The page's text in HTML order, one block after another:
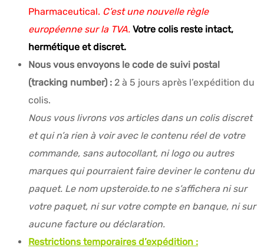
Pharmaceutical. C’est une nouvelle règle
européenne sur la TVA. Votre colis reste intact,
hermétique et discret.
Nous vous envoyons le code de suivi postal
(tracking number) : 2 à 5 jours après l’expédition du
colis.
Nous vous livrons vos articles dans un colis discret
et qui n’a rien à voir avec le contenu réel de votre
commande, sans autocollant, ni logo ou autres
marques qui pourraient faire deviner le contenu du
paquet. Le nom upsteroide.to ne s’affichera ni sur
votre paquet, ni sur votre compte en banque, ni sur
aucune facture ou déclaration.
Restrictions temporaires d’expédition :